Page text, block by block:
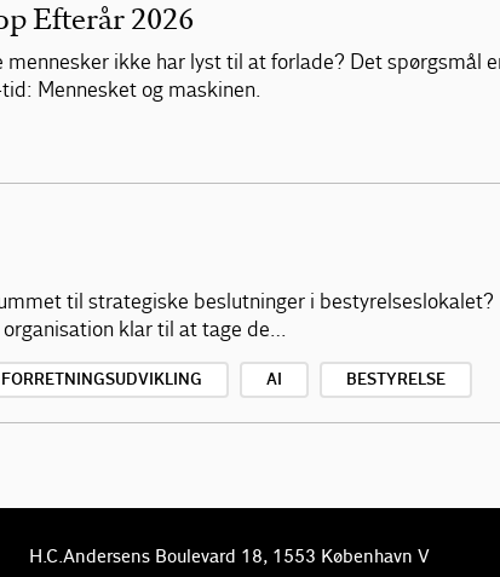
Efterår 2026
ikke har lyst til at forlade? Det spørgsmål
Mennesket og maskinen.
til strategiske beslutninger i
klar til at tage de…
AI BESTYRELSE
H.C.Andersens Boulevard 18, 1553 København V